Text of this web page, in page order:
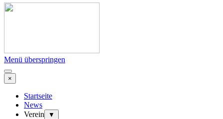
Menü überspringen
×
Startseite
News
Verein
▼